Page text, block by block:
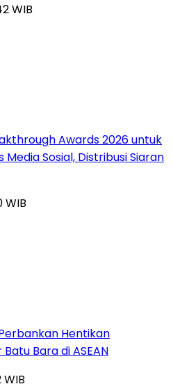
WIB
Awards 2026 untuk
Sosial, Distribusi Siaran
WIB
Hentikan
Bara di ASEAN
WIB